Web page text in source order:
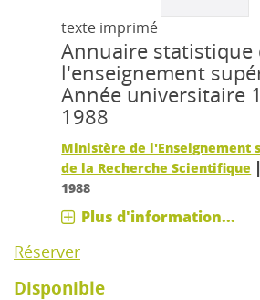
texte imprimé
Annuaire statistique
l'enseignement
Année universitaire
1988
Ministère de l'Enseignement
de la Recherche Scientifique
1988
Plus d'information...
Réserver
Disponible